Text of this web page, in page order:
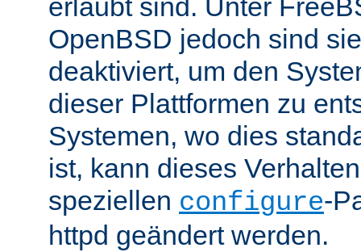
erlaubt sind. Unter
OpenBSD jedoch sind
deaktiviert, um den
dieser Plattformen zu
Systemen, wo dies
ist, kann dieses
speziellen configure-
httpd geändert werden.